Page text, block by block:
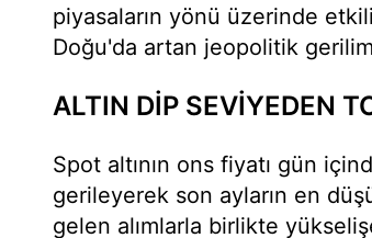
piyasaların yönü üzerinde
Doğu'da artan jeopolitik
ALTIN DİP SEVİYEDEN
Spot altının ons fiyatı gün
gerileyerek son ayların en
gelen alımlarla birlikte